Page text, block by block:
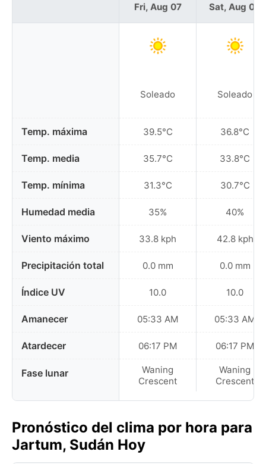
Temp. máxima
Temp. media
Temp. mínima
Humedad media
Viento máximo
Precipitación total
Índice UV
Amanecer
Atardecer
Fase lunar
Fri, Aug 07
Soleado
39.5°C
35.7°C
31.3°C
35%
33.8 kph
0.0 mm
10.0
05:33 AM
06:17 PM
Waning
Crescent
Sat, Aug 08
Soleado
36.8°C
33.8°C
30.7°C
40%
42.8 kph
0.0 mm
10.0
05:33 AM
06:17 PM
Waning
Crescent
Pronóstico del clima por hora para
Jartum, Sudán Hoy